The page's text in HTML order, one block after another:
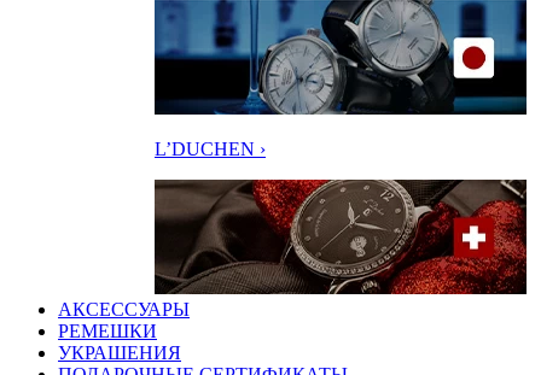
L’DUCHEN ›
АКСЕССУАРЫ
РЕМЕШКИ
УКРАШЕНИЯ